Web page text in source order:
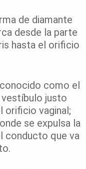
de diamante
desde la parte
hasta el orificio
como el
vestíbulo justo
orificio vaginal;
se expulsa la
conducto que va